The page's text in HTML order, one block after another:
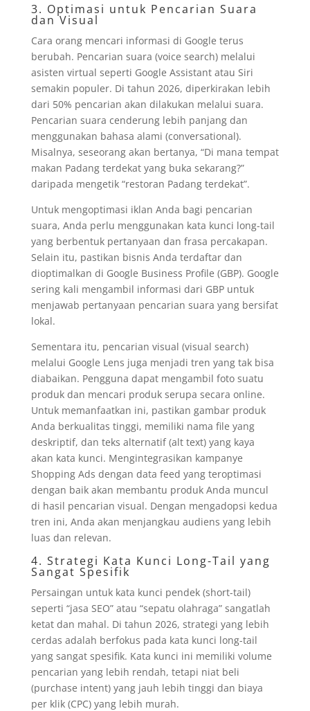
3. Optimasi untuk Pencarian Suara
dan Visual
Cara orang mencari informasi di Google terus
berubah. Pencarian suara (voice search) melalui
asisten virtual seperti Google Assistant atau Siri
semakin populer. Di tahun 2026, diperkirakan lebih
dari 50% pencarian akan dilakukan melalui suara.
Pencarian suara cenderung lebih panjang dan
menggunakan bahasa alami (conversational).
Misalnya, seseorang akan bertanya, “Di mana tempat
makan Padang terdekat yang buka sekarang?”
daripada mengetik “restoran Padang terdekat”.
Untuk mengoptimasi iklan Anda bagi pencarian
suara, Anda perlu menggunakan kata kunci long-tail
yang berbentuk pertanyaan dan frasa percakapan.
Selain itu, pastikan bisnis Anda terdaftar dan
dioptimalkan di Google Business Profile (GBP). Google
sering kali mengambil informasi dari GBP untuk
menjawab pertanyaan pencarian suara yang bersifat
lokal.
Sementara itu, pencarian visual (visual search)
melalui Google Lens juga menjadi tren yang tak bisa
diabaikan. Pengguna dapat mengambil foto suatu
produk dan mencari produk serupa secara online.
Untuk memanfaatkan ini, pastikan gambar produk
Anda berkualitas tinggi, memiliki nama file yang
deskriptif, dan teks alternatif (alt text) yang kaya
akan kata kunci. Mengintegrasikan kampanye
Shopping Ads dengan data feed yang teroptimasi
dengan baik akan membantu produk Anda muncul
di hasil pencarian visual. Dengan mengadopsi kedua
tren ini, Anda akan menjangkau audiens yang lebih
luas dan relevan.
4. Strategi Kata Kunci Long-Tail yang
Sangat Spesifik
Persaingan untuk kata kunci pendek (short-tail)
seperti “jasa SEO” atau “sepatu olahraga” sangatlah
ketat dan mahal. Di tahun 2026, strategi yang lebih
cerdas adalah berfokus pada kata kunci long-tail
yang sangat spesifik. Kata kunci ini memiliki volume
pencarian yang lebih rendah, tetapi niat beli
(purchase intent) yang jauh lebih tinggi dan biaya
per klik (CPC) yang lebih murah.